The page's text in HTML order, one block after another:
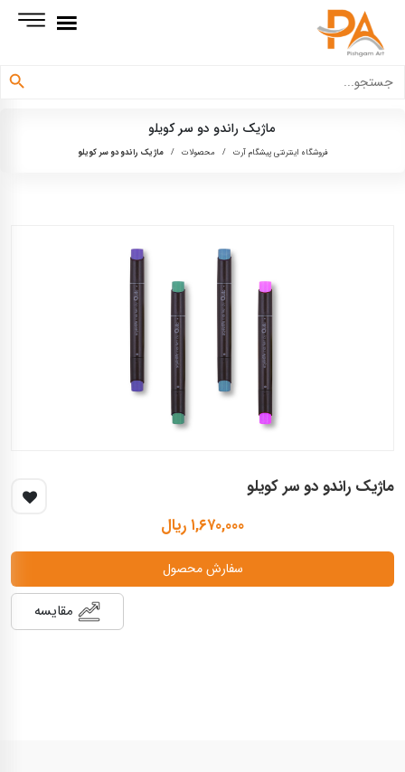
برای:
دکمه جستجو
ماژیک راندو دو سر کویلو
فروشگاه اینترنتی پیشگام آرت / محصولات / ماژیک راندو دو سر کویلو
ماژیک راندو دو سر کویلو
۱,۶۷۰,۰۰۰ ریال
سفارش محصول
مقایسه